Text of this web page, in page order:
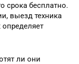
срока бесплатно.
выезд техника
ли они